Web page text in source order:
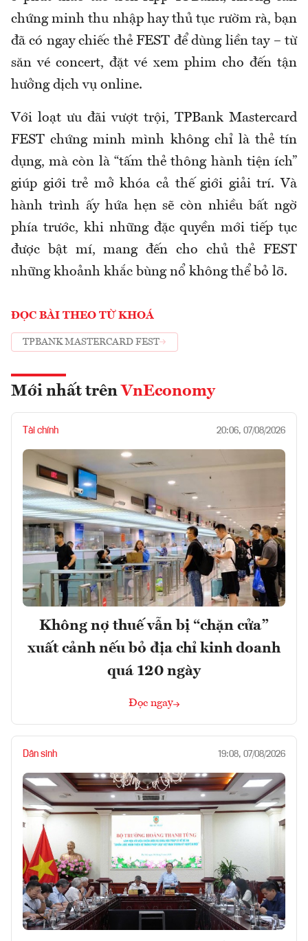
chứng minh thu nhập hay thủ tục rườm rà, bạn
đã có ngay chiếc thẻ FEST để dùng liền tay – từ
săn vé concert, đặt vé xem phim cho đến tận
hưởng dịch vụ online.
Với loạt ưu đãi vượt trội, TPBank Mastercard
FEST chứng minh mình không chỉ là thẻ tín
dụng, mà còn là “tấm thẻ thông hành tiện ích”
giúp giới trẻ mở khóa cả thế giới giải trí. Và
hành trình ấy hứa hẹn sẽ còn nhiều bất ngờ
phía trước, khi những đặc quyền mới tiếp tục
được bật mí, mang đến cho chủ thẻ FEST
những khoảnh khắc bùng nổ không thể bỏ lỡ.
ĐỌC BÀI THEO TỪ KHOÁ
TPBANK MASTERCARD FEST
Mới nhất trên VnEconomy
Tài chính 20:06, 07/08/2026
Không nợ thuế vẫn bị “chặn cửa”
xuất cảnh nếu bỏ địa chỉ kinh doanh
quá 120 ngày
Đọc ngay
Dân sinh 19:08, 07/08/2026